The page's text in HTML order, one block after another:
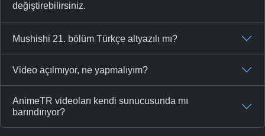
değiştirebilirsiniz.
Mushishi 21. bölüm Türkçe altyazılı mı?
Video açılmıyor, ne yapmalıyım?
AnimeTR videoları kendi sunucusunda mı
barındırıyor?